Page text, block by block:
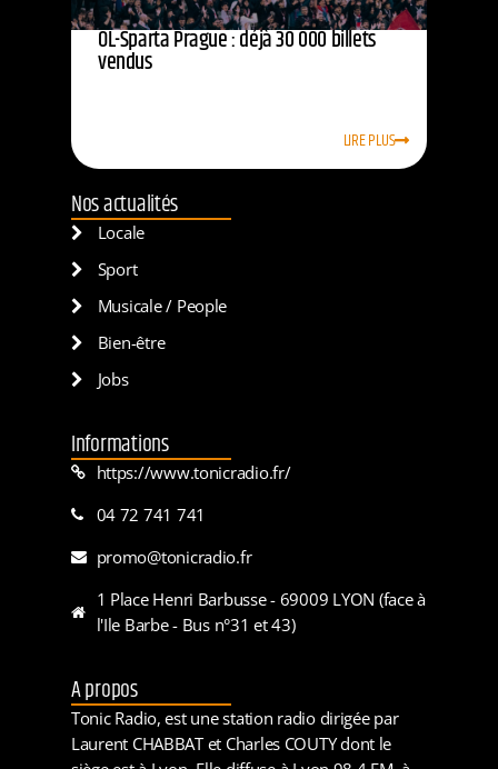
OL-Sparta Prague : déjà 30 000 billets
vendus
LIRE PLUS
Nos actualités
Locale
Sport
Musicale / People
Bien-être
Jobs
Informations
https://www.tonicradio.fr/
04 72 741 741
promo@tonicradio.fr
1 Place Henri Barbusse - 69009 LYON (face à
l'Ile Barbe - Bus n°31 et 43)
A propos
Tonic Radio, est une station radio dirigée par
Laurent CHABBAT et Charles COUTY dont le